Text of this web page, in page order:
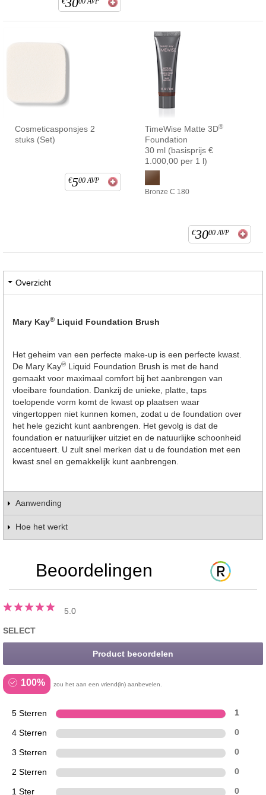
Cosmeticasponsjes 2
stuks (Set)
€500 AVP
TimeWise Matte 3D®
Foundation
30 ml (basisprijs €
1.000,00 per 1 l)
Bronze C 180
€3000 AVP
Overzicht
Mary Kay® Liquid Foundation Brush
Het geheim van een perfecte make-up is een perfecte kwast.
De Mary Kay® Liquid Foundation Brush is met de hand
gemaakt voor maximaal comfort bij het aanbrengen van
vloeibare foundation. Dankzij de unieke, platte, taps
toelopende vorm komt de kwast op plaatsen waar
vingertoppen niet kunnen komen, zodat u de foundation over
het hele gezicht kunt aanbrengen. Het gevolg is dat de
foundation er natuurlijker uitziet en de natuurlijke schoonheid
accentueert. U zult snel merken dat u de foundation met een
kwast snel en gemakkelijk kunt aanbrengen.
Aanwending
Hoe het werkt
Beoordelingen
5.0
SELECT
Product beoordelen
100% zou het aan een vriend(in) aanbevelen.
5 Sterren 1
4 Sterren 0
3 Sterren 0
2 Sterren 0
1 Ster 0